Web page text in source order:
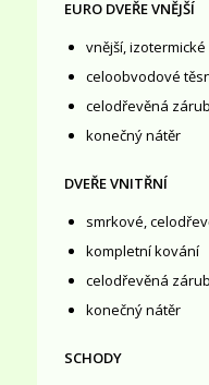
EURO DVEŘE VNĚJŠÍ
vnější,
celoobvodové
celodřevěná
konečný nátěr
DVEŘE VNITŘNÍ
smrkové,
kompletní kování
celodřevěná
konečný nátěr
SCHODY